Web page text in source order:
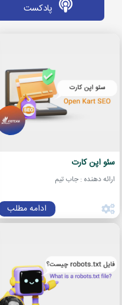
پادکست
سئو اپن کارت
ارائه دهنده : جاب تیم
ادامه مطلب